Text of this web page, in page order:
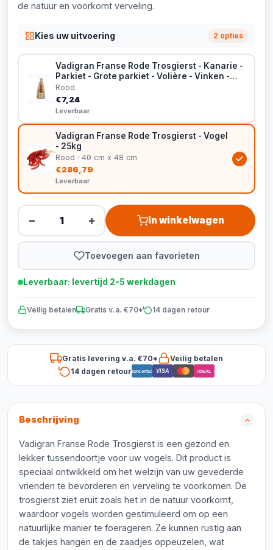
de natuur en voorkomt verveling.
Kies uw uitvoering 2 opties
Vadigran Franse Rode Trosgierst - Kanarie -
Parkiet - Grote parkiet - Volière - Vinken -
400g
Rood
€7,24
Leverbaar
Vadigran Franse Rode Trosgierst - Vogel
- 25kg
Rood · 40 cm x 48 cm
€286,79
Leverbaar
− + In winkelwagen
Toevoegen aan favorieten
Leverbaar: levertijd 2-5 werkdagen
Veilig betalen Gratis v.a. €70* 14 dagen retour
Gratis levering v.a. €70*
Veilig betalen
14 dagen retourBancontact VISA iDEAL
Beschrijving
Vadigran Franse Rode Trosgierst is een gezond en
lekker tussendoortje voor uw vogels. Dit product is
speciaal ontwikkeld om het welzijn van uw gevederde
vrienden te bevorderen en verveling te voorkomen. De
trosgierst ziet eruit zoals het in de natuur voorkomt,
waardoor vogels worden gestimuleerd om op een
natuurlijke manier te foerageren. Ze kunnen rustig aan
de takjes hangen en de zaadjes oppeuzelen, wat